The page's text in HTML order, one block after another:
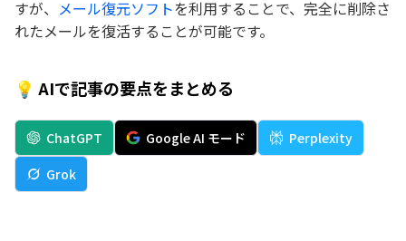
すが、 メール復元ソフトを利用することで、完全に削除さ
れたメールを復活することが可能です。
💡 AIで記事の要点をまとめる
ChatGPT Google AI モード
Perplexity
Grok